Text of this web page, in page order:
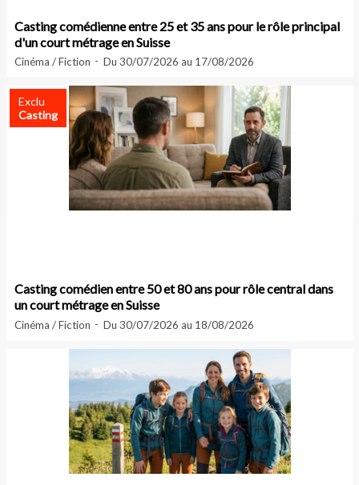
Casting comédienne entre 25 et 35 ans pour le rôle principal
d'un court métrage en Suisse
Cinéma / Fiction Du 30/07/2026 au 17/08/2026
Exclu
Casting
Casting comédien entre 50 et 80 ans pour rôle central dans
un court métrage en Suisse
Cinéma / Fiction Du 30/07/2026 au 18/08/2026